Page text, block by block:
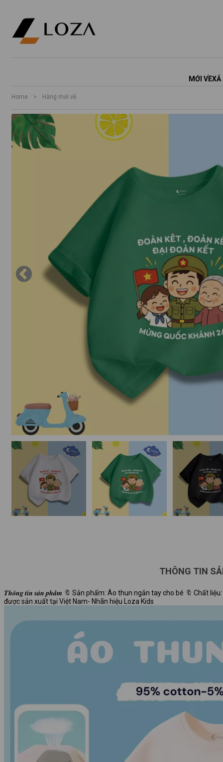
MỚI VỀXẢ
Home > Hàng mới về
THÔNG TIN
𝑻𝒉𝒐̂𝒏𝒈 𝒕𝒊𝒏 𝒔𝒂̉𝒏 𝒑𝒉𝒂̂̉𝒎 🔖 Sản phẩm: Áo thun ngắn tay cho bé 🔖 Chất
được sản xuất tại Việt Nam- Nhãn hiệu Loza Kids